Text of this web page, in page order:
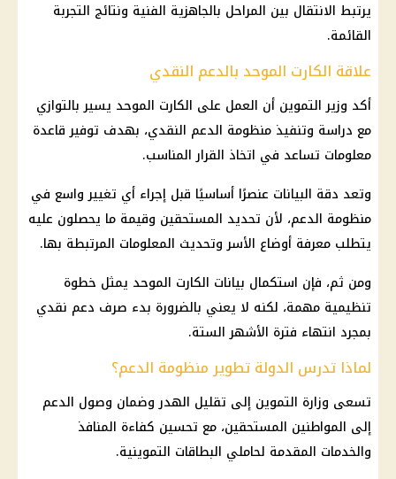
يرتبط الانتقال بين المراحل بالجاهزية الفنية ونتائج التجربة
القائمة.
علاقة الكارت الموحد بالدعم النقدي
أكد وزير التموين أن العمل على الكارت الموحد يسير بالتوازي
مع دراسة وتنفيذ منظومة الدعم النقدي، بهدف توفير قاعدة
معلومات تساعد في اتخاذ القرار المناسب.
وتعد دقة البيانات عنصرًا أساسيًا قبل إجراء أي تغيير واسع في
منظومة الدعم، لأن تحديد المستحقين وقيمة ما يحصلون عليه
يتطلب معرفة أوضاع الأسر وتحديث المعلومات المرتبطة بها.
ومن ثم، فإن استكمال بيانات الكارت الموحد يمثل خطوة
تنظيمية مهمة، لكنه لا يعني بالضرورة بدء صرف دعم نقدي
بمجرد انتهاء فترة الأشهر الستة.
لماذا تدرس الدولة تطوير منظومة الدعم؟
تسعى وزارة التموين إلى تقليل الهدر وضمان وصول الدعم
إلى المواطنين المستحقين، مع تحسين كفاءة المنافذ
والخدمات المقدمة لحاملي البطاقات التموينية.